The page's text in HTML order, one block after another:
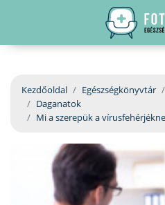
EGÉSZSÉGKÖNYVTÁR
BETEGSÉGKALAUZ
ÜGYELETKERESŐ
ORVOS VÁLASZOL
ORVOSKERESŐ
Kezdőoldal Egészségkönyvtár
Daganatok
Mi a szerepük a